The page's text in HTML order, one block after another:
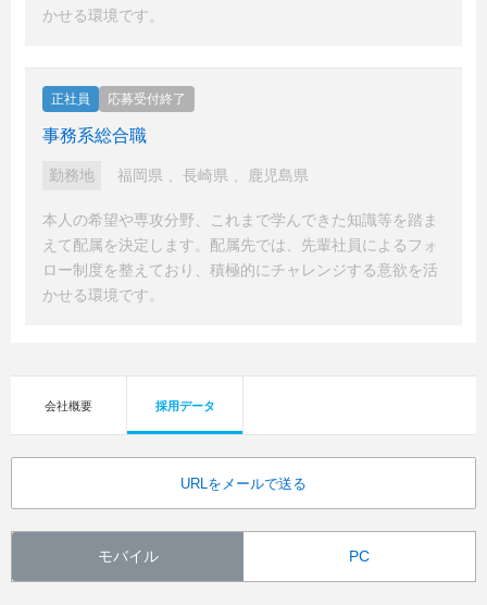
かせる環境です。
正社員 応募受付終了
事務系総合職
勤務地 福岡県 長崎県 鹿児島県
本人の希望や専攻分野、これまで学んできた知識等を踏ま
えて配属を決定します。配属先では、先輩社員によるフォ
ロー制度を整えており、積極的にチャレンジする意欲を活
かせる環境です。
会社概要 採用データ
URLをメールで送る
モバイル PC